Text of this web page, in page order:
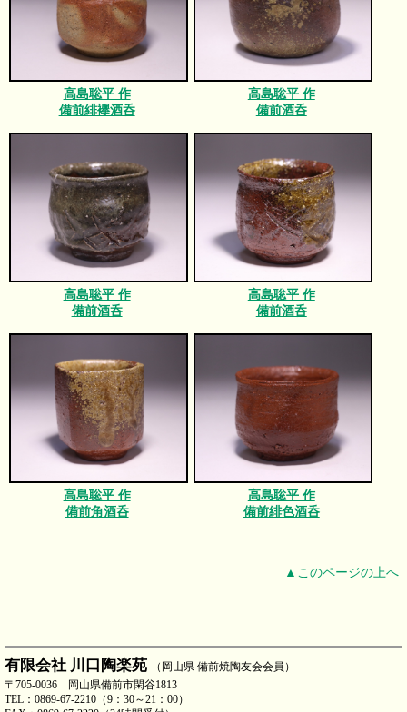
高島聡平 作
備前緋襷酒呑
高島聡平 作
備前酒呑
高島聡平 作
備前酒呑
高島聡平 作
備前酒呑
高島聡平 作
備前角酒呑
高島聡平 作
備前緋色酒呑
▲このページの上へ
有限会社 川口陶楽苑
（岡山県 備前焼陶友会会員）
〒705-0036 岡山県備前市閑谷1813
TEL：0869-67-2210（9：30～21：00）